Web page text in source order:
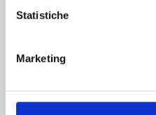
Statistiche
Marketing
I CAVALIERI DELLO
€ 14,90